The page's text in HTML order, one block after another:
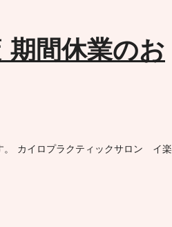
間休業のお
。 カイロプラクティックサロン イ楽